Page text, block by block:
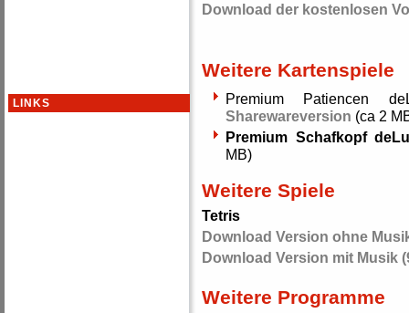
LINKS
Download der kostenlosen
Weitere Kartenspiele
Premium Patiencen
Sharewareversion (ca 2
Premium Schafkopf
MB)
Weitere Spiele
Tetris
Download Version ohne
Download Version mit Musik
Weitere Programme